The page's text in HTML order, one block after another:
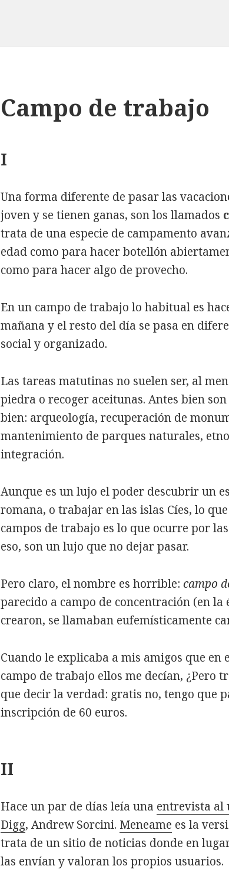
Campo de trabajo
I
Una forma diferente de pasar las
joven y se tienen ganas, son los llamados
trata de una especie de campamento
edad como para hacer botellón
como para hacer algo de provecho.
En un campo de trabajo lo habitual es
mañana y el resto del día se pasa en
social y organizado.
Las tareas matutinas no suelen ser, al
piedra o recoger aceitunas. Antes bien
bien: arqueología, recuperación de
mantenimiento de parques naturales,
integración.
Aunque es un lujo el poder descubrir un
romana, o trabajar en las islas Cíes, lo
campos de trabajo es lo que ocurre por
eso, son un lujo que no dejar pasar.
Pero claro, el nombre es horrible:campo
parecido a campo de concentración (en la
crearon, se llamaban eufemísticamente
Cuando le explicaba a mis amigos que en
campo de trabajo ellos me decían, ¿Pero
que decir la verdad: gratis no, tengo que
inscripción de 60 euros.
II
Hace un par de días leía una entrevista al
Digg, Andrew Sorcini. Meneame es la
trata de un sitio de noticias donde en
las envían y valoran los propios usuarios.